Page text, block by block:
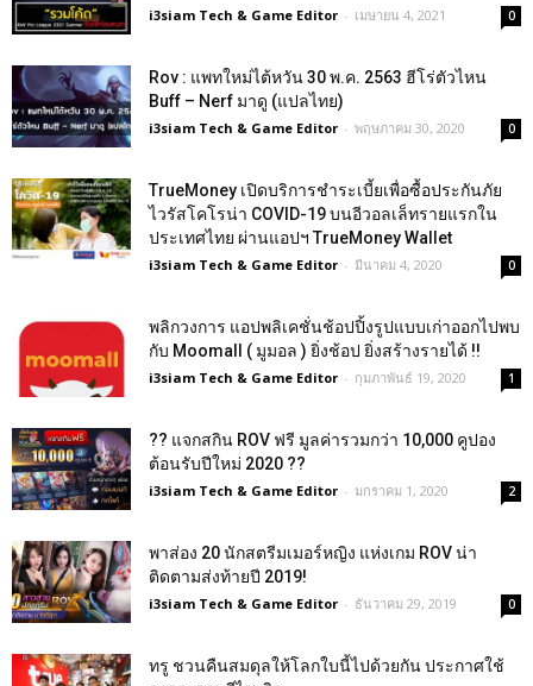
i3siam Tech & Game Editor - เมษายน 4, 2021 0
Rov : แพทใหม่ไต้หวัน 30 พ.ค. 2563 ฮีโร่ตัวไหน
Buff – Nerf มาดู (แปลไทย)
i3siam Tech & Game Editor - พฤษภาคม 30, 2020 0
TrueMoney เปิดบริการชำระเบี้ยเพื่อซื้อประกันภัย
ไวรัสโคโรน่า COVID-19 บนอีวอลเล็ทรายแรกใน
ประเทศไทย ผ่านแอปฯ TrueMoney Wallet
i3siam Tech & Game Editor - มีนาคม 4, 2020 0
พลิกวงการ แอปพลิเคชั่นช้อปปิ้งรูปแบบเก่าออกไปพบ
กับ Moomall ( มูมอล ) ยิ่งช้อป ยิ่งสร้างรายได้ !!
i3siam Tech & Game Editor - กุมภาพันธ์ 19, 2020 1
?? แจกสกิน ROV ฟรี มูลค่ารวมกว่า 10,000 คูปอง
ต้อนรับปีใหม่ 2020 ??
i3siam Tech & Game Editor - มกราคม 1, 2020 2
พาส่อง 20 นักสตรีมเมอร์หญิง แห่งเกม ROV น่า
ติดตามส่งท้ายปี 2019!
i3siam Tech & Game Editor - ธันวาคม 29, 2019 0
ทรู ชวนคืนสมดุลให้โลกใบนี้ไปด้วยกัน ประกาศใช้